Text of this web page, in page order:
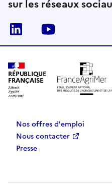
sur les réseaux
Linkedin
RÉPUBLIQUE
FRANÇAISE
Nos offres d'emploi
Nous contacter
Presse